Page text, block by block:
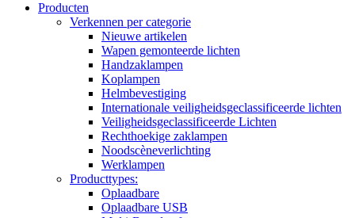
Producten
Verkennen per categorie
Nieuwe artikelen
Wapen gemonteerde lichten
Handzaklampen
Koplampen
Helmbevestiging
Internationale veiligheidsgeclassificeerde lichten
Veiligheidsgeclassificeerde Lichten
Rechthoekige zaklampen
Noodscèneverlichting
Werklampen
Producttypes:
Oplaadbare
Oplaadbare USB